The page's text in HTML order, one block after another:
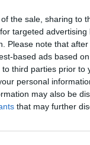
the sale, sharing to
targeted
Please note that
based ads based
third parties prior
personal
may also be
that may further